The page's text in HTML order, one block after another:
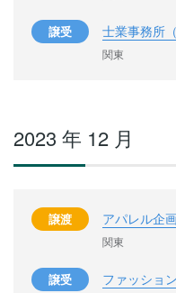
譲受 士業事務所
関東
2023 年 12 月
譲渡 アパレル企
関東
譲受 ファッショ